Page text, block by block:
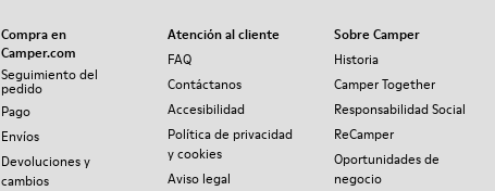
Compra en
Camper.com
Seguimiento del
pedido
Pago
Envíos
Devoluciones y
cambios
Atención al cliente
FAQ
Contáctanos
Accesibilidad
Política de privacidad
y cookies
Aviso legal
Sobre Camper
Historia
Camper Together
Responsabilidad Social
ReCamper
Oportunidades de
negocio